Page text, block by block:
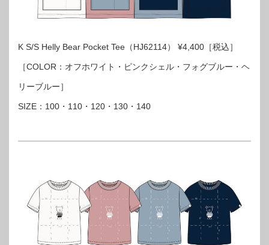
K S/S Helly Bear Pocket Tee（HJ62114） ¥4,400［税込］
［COLOR：オフホワイト・ピンクシェル・フォグブルー・ヘ
リーブルー］
SIZE：100・110・120・130・140